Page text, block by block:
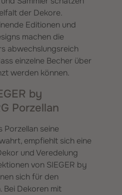
der Dekore.
Editionen und
machen die
abwechslungsreich
einzelne Becher über
werden können.
by
Porzellan
Porzellan seine
empfiehlt sich eine
und Veredelung
von SIEGER by
sich für den
Bei Dekoren mit